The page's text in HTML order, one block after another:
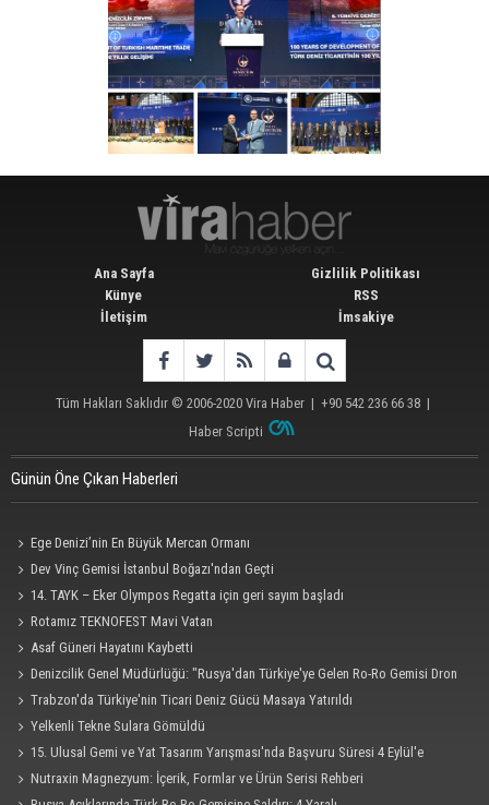
Ana Sayfa
Künye
İletişim
Gizlilik Politikası
RSS
İmsakiye
Tüm Hakları Saklıdır © 2006-2020 Vira Haber | +90 542 236 66 38 |
Haber Scripti
Günün Öne Çıkan Haberleri
Ege Denizi’nin En Büyük Mercan Ormanı
Dev Vinç Gemisi İstanbul Boğazı'ndan Geçti
14. TAYK – Eker Olympos Regatta için geri sayım başladı
Rotamız TEKNOFEST Mavi Vatan
Asaf Güneri Hayatını Kaybetti
Denizcilik Genel Müdürlüğü: "Rusya'dan Türkiye'ye Gelen Ro-Ro Gemisi Dron
Saldırısına Uğradı"
Trabzon'da Türkiye'nin Ticari Deniz Gücü Masaya Yatırıldı
Yelkenli Tekne Sulara Gömüldü
15. Ulusal Gemi ve Yat Tasarım Yarışması'nda Başvuru Süresi 4 Eylül'e
Uzatıldı
Nutraxin Magnezyum: İçerik, Formlar ve Ürün Serisi Rehberi